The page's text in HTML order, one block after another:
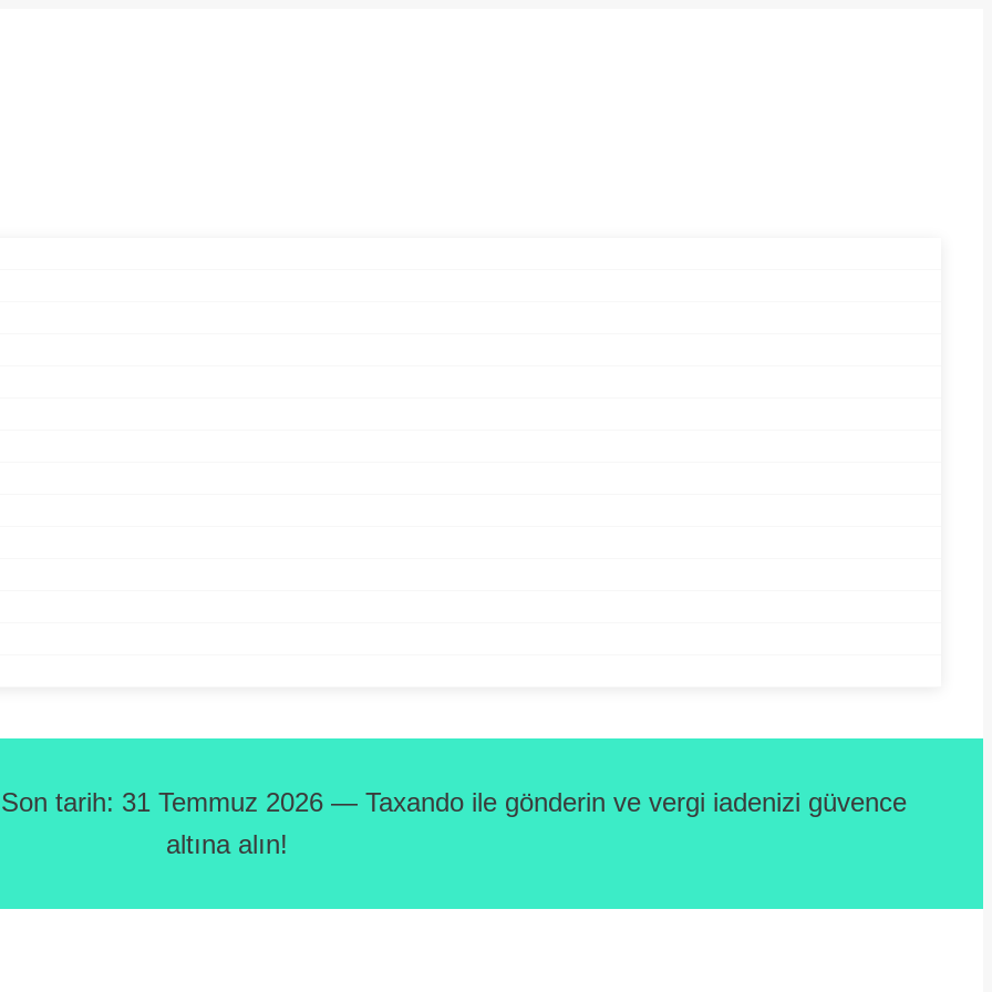
tarih: 31 Temmuz 2026 — Taxando ile gönderin ve vergi iadenizi güvence
altına alın!